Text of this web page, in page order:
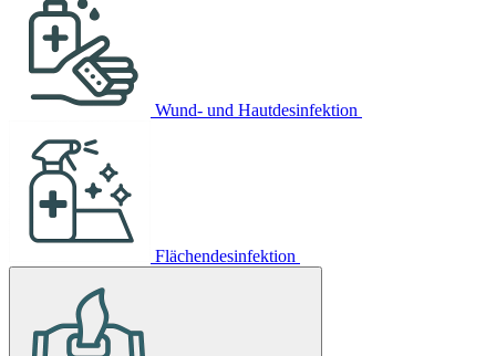
Wund- und Hautdesinfektion
Flächendesinfektion